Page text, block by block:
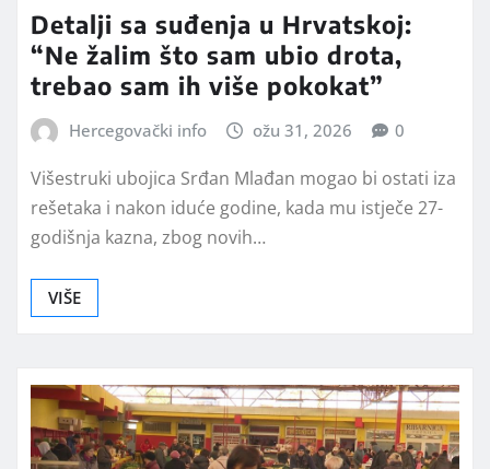
Detalji sa suđenja u Hrvatskoj:
“Ne žalim što sam ubio drota,
trebao sam ih više pokokat”
Hercegovački info ožu 31, 2026 0
Višestruki ubojica Srđan Mlađan mogao bi ostati iza
rešetaka i nakon iduće godine, kada mu istječe 27-
godišnja kazna, zbog novih…
VIŠE